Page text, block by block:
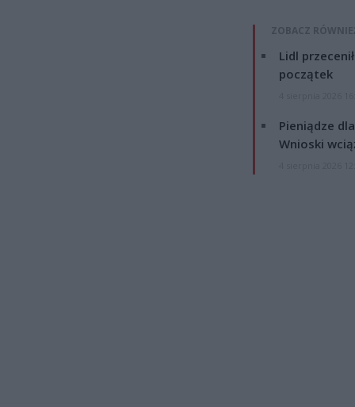
ZOBACZ
Lidl
początek
Pieniądze
Wnioski